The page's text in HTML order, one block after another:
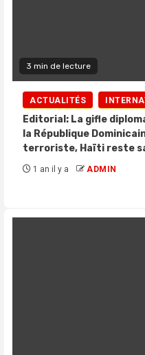
3 min de lecture
ACTUALITÉS
Editorial: La gifle
la République
terroriste, Haïti reste
1 an il y a ADMIN